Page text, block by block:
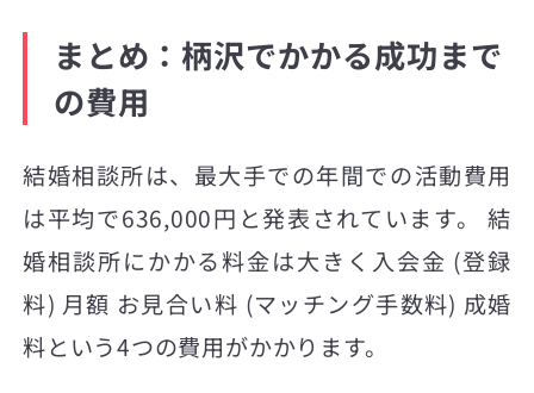
まとめ：柄沢でかかる成功まで
の費用
結婚相談所は、最大手での年間での活動費用
は平均で636,000円と発表されています。 結
婚相談所にかかる料金は大きく入会金 (登録
料) 月額 お見合い料 (マッチング手数料) 成婚
料という4つの費用がかかります。